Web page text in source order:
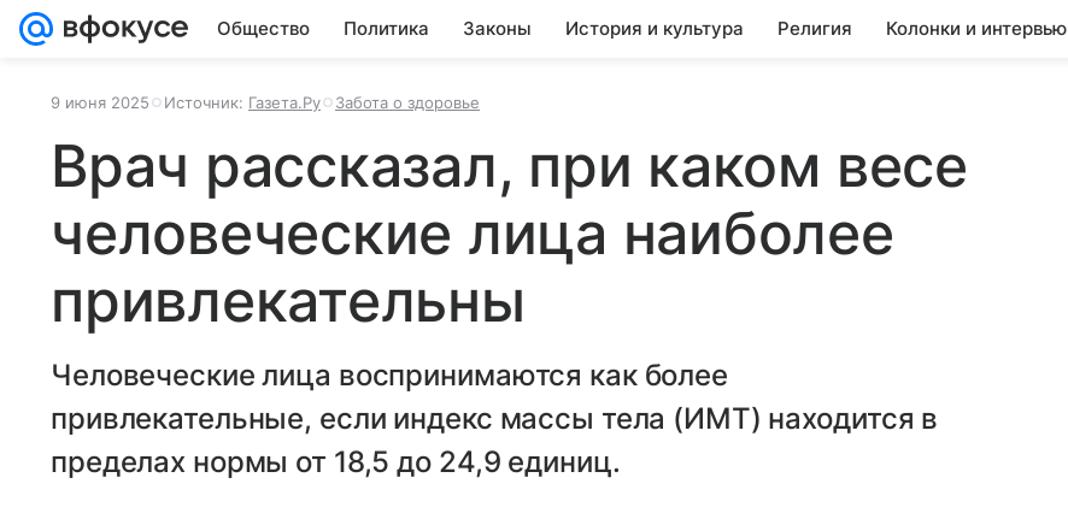
Общество Политика Законы История и культура Религия Колонки и интервью
9 июня 2025 Источник: Газета.Ру Забота о здоровье
Врач рассказал, при каком весе
человеческие лица наиболее
привлекательны
Человеческие лица воспринимаются как более
привлекательные, если индекс массы тела (ИМТ) находится в
пределах нормы от 18,5 до 24,9 единиц.